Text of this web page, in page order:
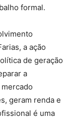
formal.
a ação
de geração
a
geram renda e
é uma